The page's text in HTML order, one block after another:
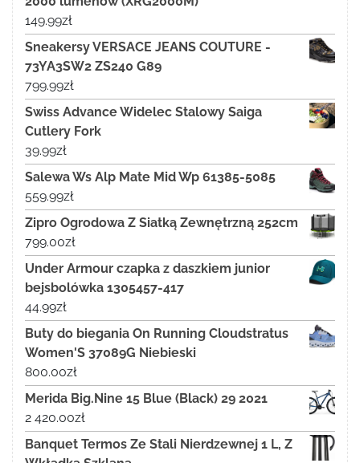
149.99zł
Sneakersy VERSACE JEANS COUTURE -
73YA3SW2 ZS240 G89
799.99zł
Swiss Advance Widelec Stalowy Saiga
Cutlery Fork
39.99zł
Salewa Ws Alp Mate Mid Wp 61385-5085
559.99zł
Zipro Ogrodowa Z Siatką Zewnętrzną 252cm
799.00zł
Under Armour czapka z daszkiem junior
bejsbolówka 1305457-417
44.99zł
Buty do biegania On Running Cloudstratus
Women'S 37089G Niebieski
800.00zł
Merida Big.Nine 15 Blue (Black) 29 2021
2 420.00zł
Banquet Termos Ze Stali Nierdzewnej 1 L, Z